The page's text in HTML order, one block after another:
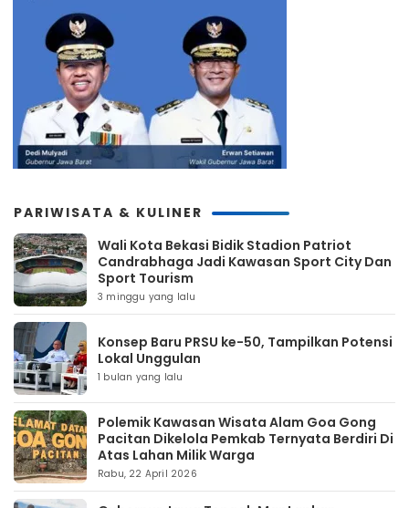
PARIWISATA & KULINER
Wali Kota Bekasi Bidik Stadion Patriot
Candrabhaga Jadi Kawasan Sport City Dan
Sport Tourism
3 minggu yang lalu
Konsep Baru PRSU ke-50, Tampilkan Potensi
Lokal Unggulan
1 bulan yang lalu
Polemik Kawasan Wisata Alam Goa Gong
Pacitan Dikelola Pemkab Ternyata Berdiri Di
Atas Lahan Milik Warga
Rabu, 22 April 2026